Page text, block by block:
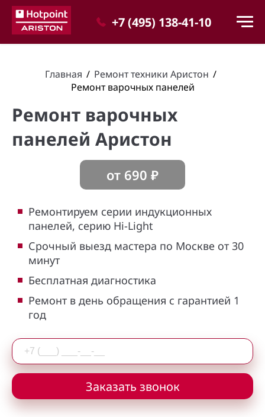
+7 (495) 138-41-10
Главная / Ремонт техники Аристон /
Ремонт варочных панелей
Ремонт варочных
панелей Аристон
от 690 ₽
Ремонтируем серии индукционных
панелей, серию Hi-Light
Срочный выезд мастера по Москве от 30
минут
Бесплатная диагностика
Ремонт в день обращения с гарантией 1
год
Заказать звонок